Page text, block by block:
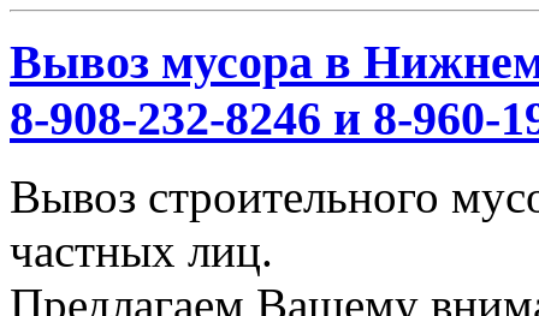
Вывоз мусора в
8-908-232-8246 и 8-960-
Вывоз строительного
частных лиц.
Предлагаем Вашему